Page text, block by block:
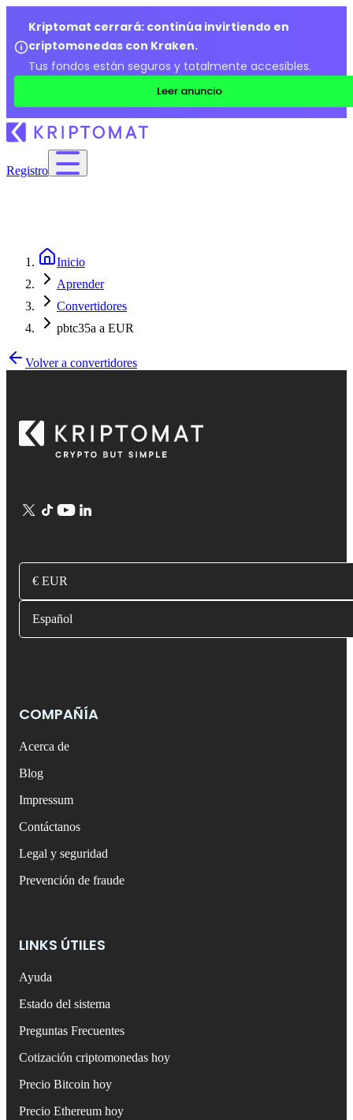
Kriptomat cerrará: continúa invirtiendo en
criptomonedas con Kraken.
Tus fondos están seguros y totalmente accesibles.
Leer anuncio
Registro
Inicio
Aprender
Convertidores
pbtc35a a EUR
Volver a convertidores
€ EUR
Español
COMPAÑÍA
Acerca de
Blog
Impressum
Contáctanos
Legal y seguridad
Prevención de fraude
LINKS ÚTILES
Ayuda
Estado del sistema
Preguntas Frecuentes
Cotización criptomonedas hoy
Precio Bitcoin hoy
Precio Ethereum hoy